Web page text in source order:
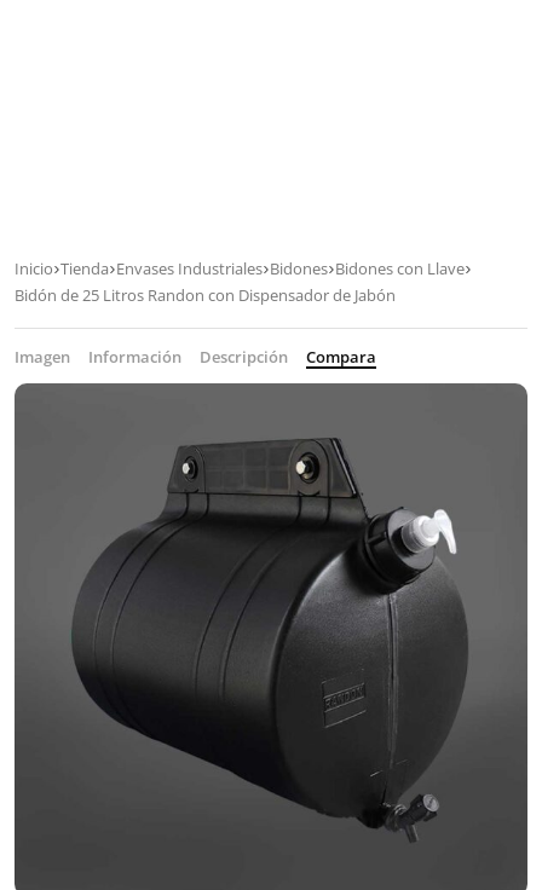
Inicio Tienda Envases Industriales Bidones Bidones con Llave
Bidón de 25 Litros Randon con Dispensador de Jabón
Imagen Información Descripción Compara